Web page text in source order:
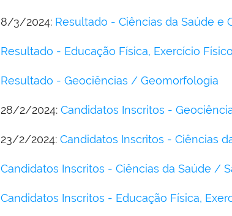
8/3/2024: Resultado - Ciências da Saúde e
Resultado - Educação Física, Exercício
Resultado - Geociências / Geomorfologia
28/2/2024: Candidatos Inscritos -
23/2/2024: Candidatos Inscritos - Ciências
Candidatos Inscritos - Ciências da Saúde /
Candidatos Inscritos - Educação Física,